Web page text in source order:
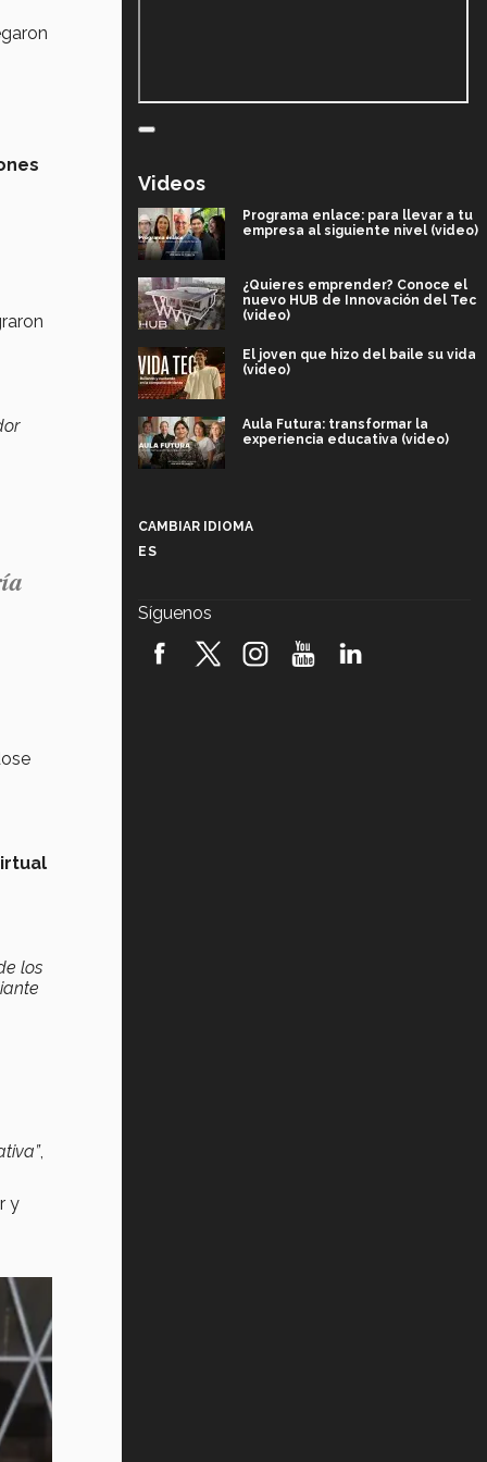
los
,
y
Videos
Programa enlace: para llevar a tu
empresa al siguiente nivel (video)
¿Quieres emprender? Conoce el
nuevo HUB de Innovación del Tec
(video)
El joven que hizo del baile su vida
(video)
Aula Futura: transformar la
experiencia educativa (video)
robótica FIRST 2026! (video)
CAMBIAR IDIOMA
ES
Síguenos